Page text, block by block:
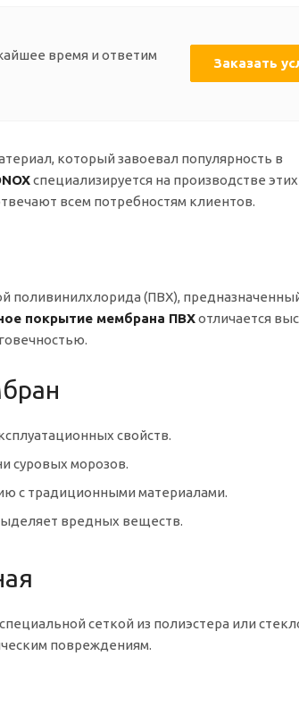
время и ответим
Заказать
который завоевал популярность в
специализируется на производстве этих
всем потребностям клиентов.
поливинилхлорида (ПВХ),
покрытие мембрана ПВХотличается
свойств.
суровых морозов.
с традиционными материалами.
вредных веществ.
сеткой из полиэстера или
повреждениям.